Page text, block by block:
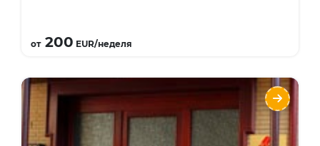
от200 EUR/неделя
did deutsch-institut Frankfurt
Курсы